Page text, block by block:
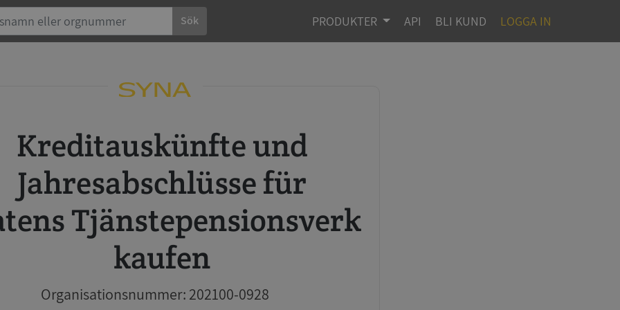
Sök PRODUKTER API BLI KUND LOGGA IN
Kreditauskünfte und
Jahresabschlüsse für
Tjänstepensionsverk
kaufen
Organisationsnummer: 202100-0928